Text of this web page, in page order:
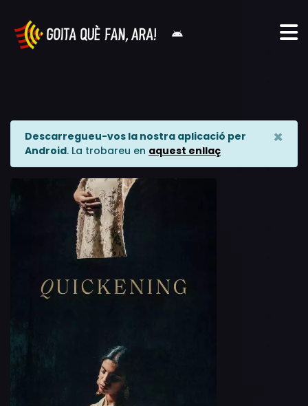
Descarregueu-vos la nostra aplicació per
Android. La trobareu en aquest enllaç
×